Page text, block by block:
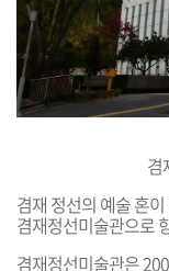
겸
겸재 정선의 예술 혼
겸재정선미술관으로
겸재정선미술관은